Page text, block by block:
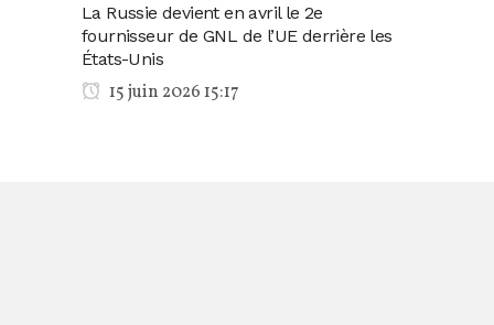
La Russie devient en avril le 2e
fournisseur de GNL de l’UE derrière les
États-Unis
15 juin 2026 15:17